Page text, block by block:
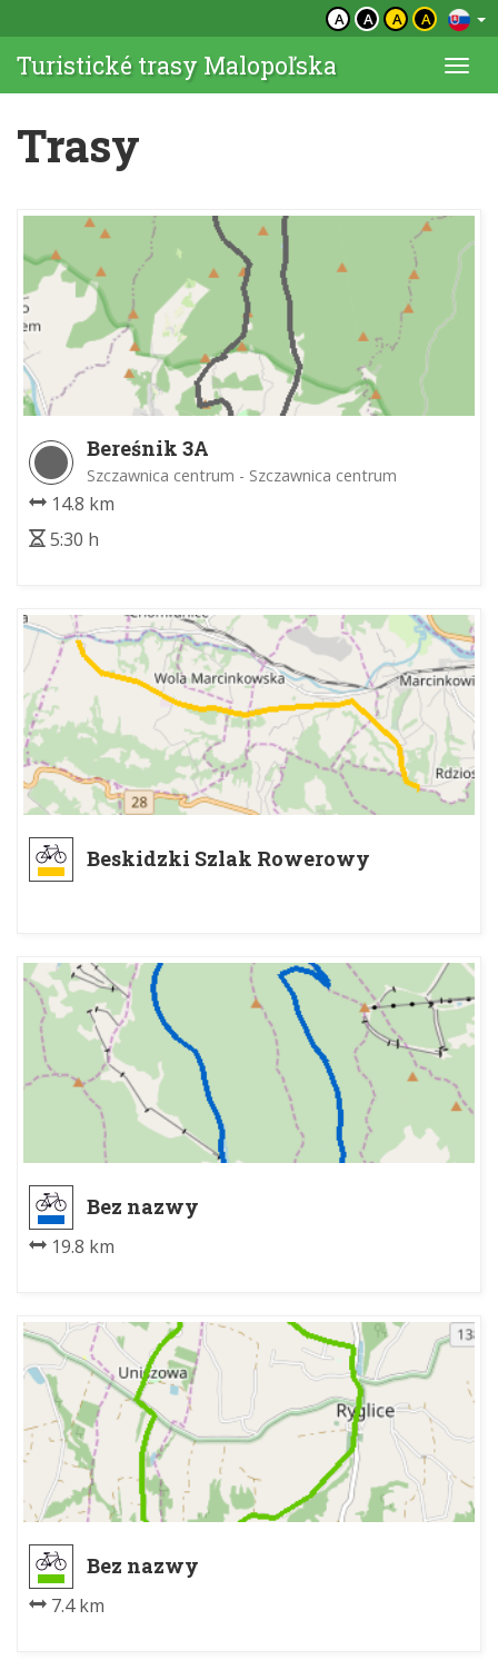
A A A A
Turistické trasy Malopoľska
Trasy
Bereśnik 3A
Szczawnica centrum - Szczawnica centrum
14.8 km
5:30 h
Beskidzki Szlak Rowerowy
Bez nazwy
19.8 km
Bez nazwy
7.4 km